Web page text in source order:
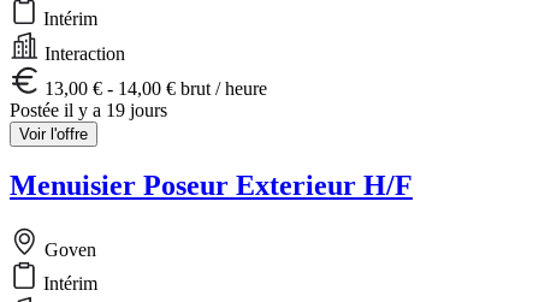
Intérim
Interaction
13,00 € - 14,00 € brut / heure
Postée il y a 19 jours
Voir l'offre
Menuisier Poseur Exterieur H/F
Goven
Intérim